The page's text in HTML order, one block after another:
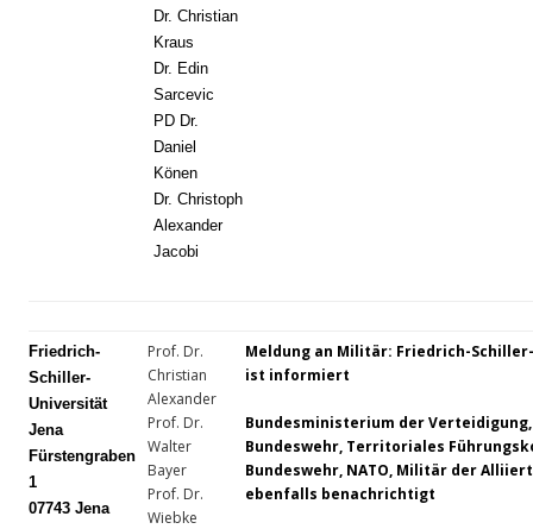
Dr. Christian
Kraus
Dr. Edin
Sarcevic
PD Dr.
Daniel
Könen
Dr. Christoph
Alexander
Jacobi
Friedrich-
Schiller-
Universität
Jena
Fürstengraben
1
07743 Jena
Prof. Dr.
Christian
Alexander
Prof. Dr.
Walter
Bayer
Prof. Dr.
Wiebke
Meldung an Militär: Friedrich-
ist informiert
Bundesministerium der
Bundeswehr, Territoriales
Bundeswehr, NATO, Militär der
ebenfalls benachrichtigt